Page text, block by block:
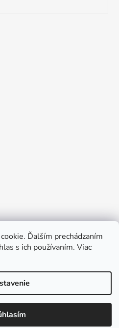
Ďalším prechádzaním
s ich používaním. Viac
Shoptet